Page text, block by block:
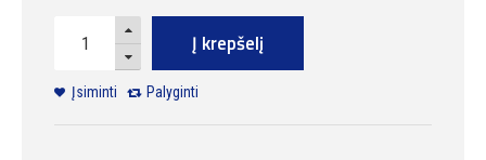
Į krepšelį
Įsiminti Palyginti